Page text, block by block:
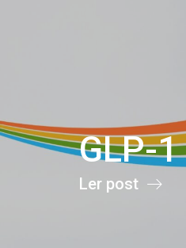
GLP-1
Ler post